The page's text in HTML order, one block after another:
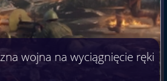
wojna na wyciągnięcie ręki